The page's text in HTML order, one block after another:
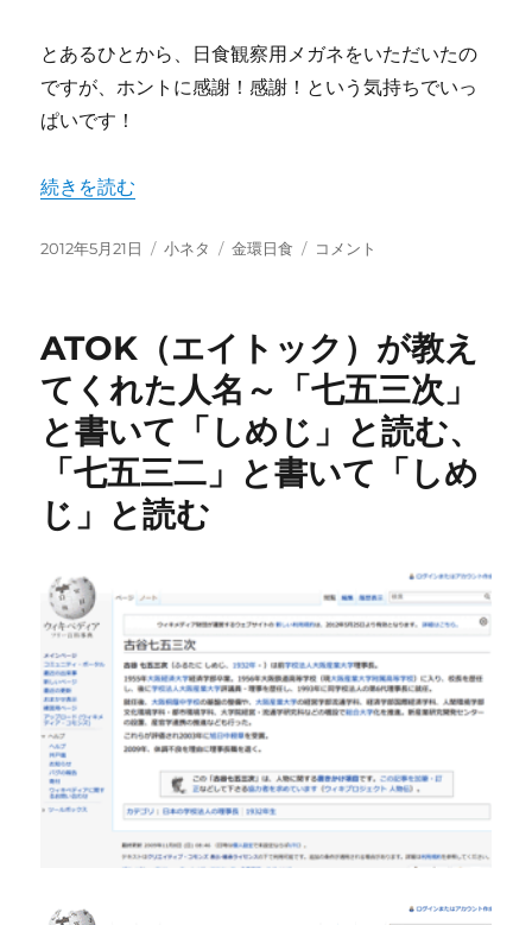
とあるひとから、日食観察用メガネをいただいたの
ですが、ホントに感謝！感謝！という気持ちでいっ
ぱいです！
“感動！金環日食を堪能！” の
続きを読む
投
2012年5月21日
カ
ー
小ネタ
タ
金環日食
感
日
食
を
能！
に
コメント
ATOK（エイトック）が教え
てくれた人名～「七五三次」
と書いて「しめじ」と読む、
「七五三二」と書いて「しめ
じ」と読む